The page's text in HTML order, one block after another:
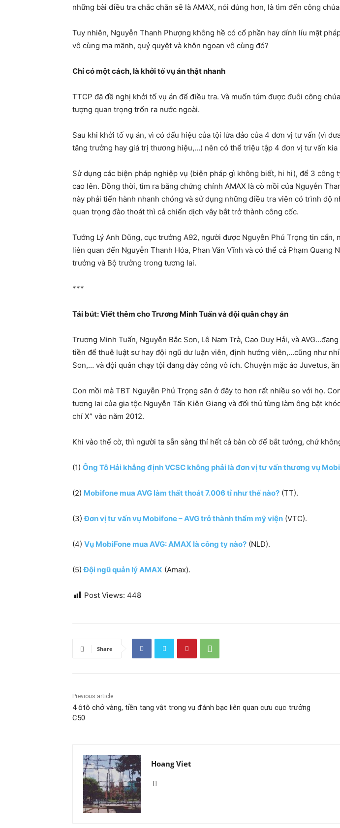
những bài điều tra chắc chắn sẽ là AMAX, nói đúng hơn, là tìm đến công
Tuy nhiên, Nguyễn Thanh Phượng không hề có cổ phần hay dính líu mặt
vô cùng ma mãnh, quỷ quyệt và khôn ngoan vô cùng đó?
Chỉ có một cách, là khởi tố vụ án thật nhanh
TTCP đã đề nghị khởi tố vụ án để điều tra. Và muốn túm được đuôi công
tượng quan trọng trốn ra nước ngoài.
Sau khi khởi tố vụ án, vì có dấu hiệu của tội lừa đảo của 4 đơn vị tư vấn (vì
tăng trưởng hay giá trị thương hiệu,…) nên có thể triệu tập 4 đơn vị tư vấn kia
Sử dụng các biện pháp nghiệp vụ (biện pháp gì không biết, hi hi), để 3
cao lên. Đồng thời, tìm ra bằng chứng chính AMAX là cò mồi của Nguyễn
này phải tiến hành nhanh chóng và sử dụng những điều tra viên có trình độ
quan trọng đào thoát thì cả chiến dịch vây bắt trở thành công cốc.
Tướng Lý Anh Dũng, cục trưởng A92, người được Nguyễn Phú Trọng tin
liên quan đến Nguyễn Thanh Hóa, Phan Văn Vĩnh và có thể cả Phạm
trưởng và Bộ trưởng trong tương lai.
***
Tái bút: Viết thêm cho Trương Minh Tuấn và đội quân chạy án
Trương Minh Tuấn, Nguyễn Bắc Son, Lê Nam Trà, Cao Duy Hải, và
tiền để thuê luật sư hay đội ngũ dư luận viên, định hướng viên,…cũng như
Son,… và đội quân chạy tội đang dày công vô ích. Chuyện mặc áo Juvetus,
Con mồi mà TBT Nguyễn Phú Trọng săn ở đây to hơn rất nhiều so với họ.
tương lai của gia tộc Nguyễn Tấn Kiên Giang và đối thủ từng làm ông bật
chí X” vào năm 2012.
Khi vào thế cờ, thì người ta sẵn sàng thí hết cả bàn cờ để bắt tướng, chứ
(1) Ông Tô Hải khẳng định VCSC không phải là đơn vị tư vấn thương vụ
(2) Mobifone mua AVG làm thất thoát 7.006 tỉ như thế nào? (TT).
(3)Đơn vị tư vấn vụ Mobifone – AVG trở thành thẩm mỹ viện (VTC).
(4) Vụ MobiFone mua AVG: AMAX là công ty nào? (NLĐ).
(5)Đội ngũ quản lý AMAX (Amax).
Post Views: 448
Share
Previous article
4 ôtô chở vàng, tiền tang vật trong vụ đánh bạc liên quan cựu cục trưởng
C50
Hoang Viet